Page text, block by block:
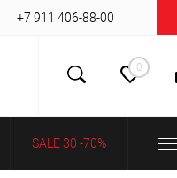
+7 911 406-88-00
0
SALE 30 -70%